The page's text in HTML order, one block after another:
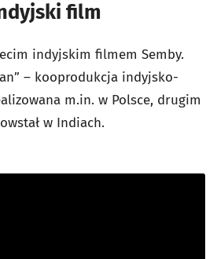
film
indyjskim filmem Semby.
– kooprodukcja indyjsko-
m.in. w Polsce, drugim
w Indiach.